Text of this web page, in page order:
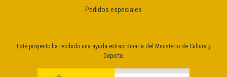
Pedidos especiales
Este proyecto ha recibido una ayuda extraordinaria del Ministerio de Cultura y
Deporte.